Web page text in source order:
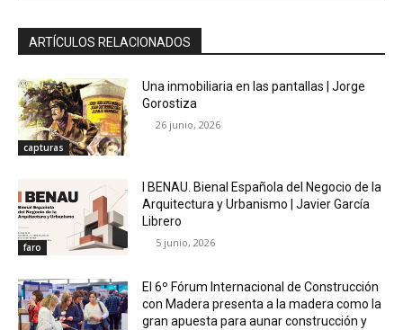
ARTÍCULOS RELACIONADOS
capturas
Una inmobiliaria en las pantallas | Jorge
Gorostiza
26 junio, 2026
faro
I BENAU. Bienal Española del Negocio de la
Arquitectura y Urbanismo | Javier García
Librero
5 junio, 2026
El 6º Fórum Internacional de Construcción
con Madera presenta a la madera como la
gran apuesta para aunar construcción y